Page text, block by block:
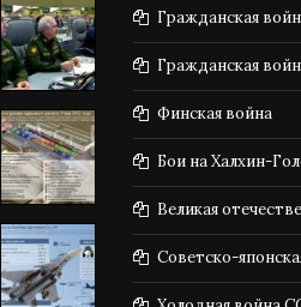
Гражданская
Гражданская
Финская война
Бои на Халхин-
Великая
Советско-